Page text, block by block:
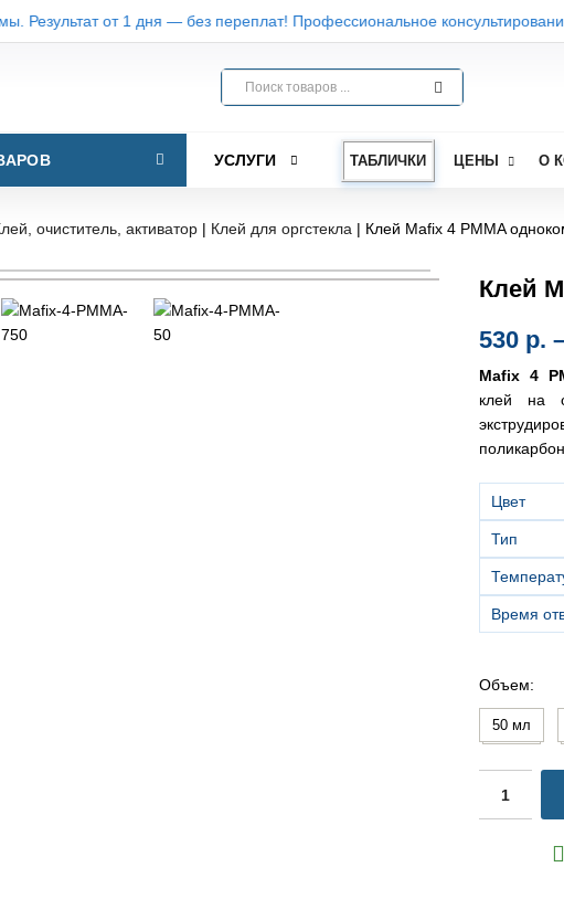
УСЛУГИ ТАБЛИЧКИ ЦЕНЫ О
очиститель, активатор| Клей для оргстекла | Клей Mafix 4 PMMA
Клей
530 р.
Mafix 4
клей на
Цвет
Тип
Время
Объем
50 мл